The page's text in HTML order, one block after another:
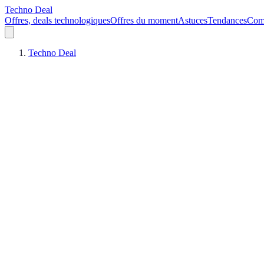
Techno Deal
Offres, deals technologiquesOffres du momentAstucesTendances
Techno Deal